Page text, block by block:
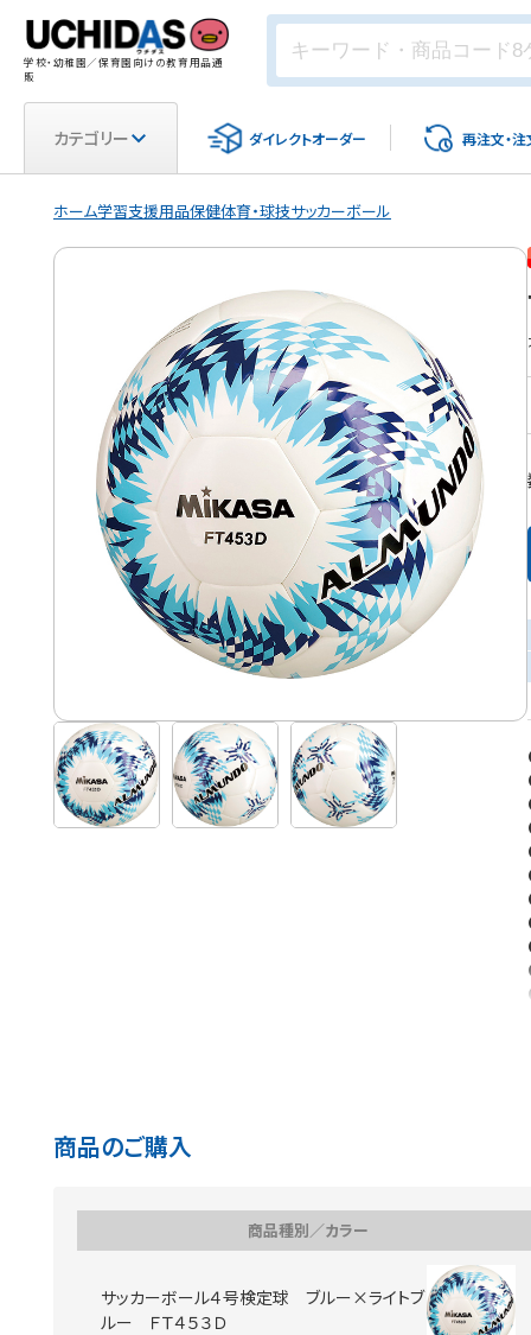
学校・幼稚園／保育園向けの教育用品通
販
カテゴリー ダイレクトオーダー 再注文・注
ホーム学習支援用品保健体育・球技サッカーボール
商品のご購入
商品種別／カラー
サッカーボール４号検定球 ブルー×ライトブ
ルー ＦＴ４５３Ｄ